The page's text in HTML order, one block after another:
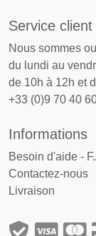
Service client
Nous sommes
du lundi au
de 10h à 12h et
+33 (0)9 70 40
Informations
Besoin d'aide -
Contactez-nous
Livraison